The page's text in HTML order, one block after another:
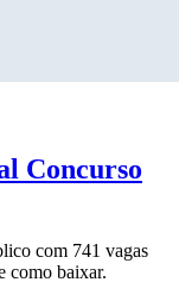
Concurso
com 741 vagas
como baixar.